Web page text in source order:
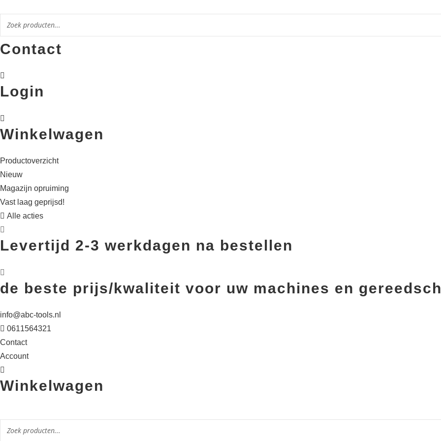
inhoud
Contact
Login
Winkelwagen
Productoverzicht
Nieuw
Magazijn opruiming
Vast laag geprijsd!
Alle acties
Levertijd 2-3 werkdagen na bestellen
de beste prijs/kwaliteit voor uw machines en
info@abc-tools.nl
0611564321
Contact
Account
Winkelwagen